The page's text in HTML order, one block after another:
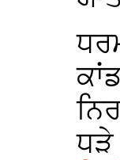
ਧੜੇ